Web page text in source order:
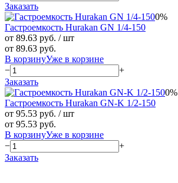
Заказать
0%
Гастроемкость Hurakan GN 1/4-150
от 89.63 руб. / шт
от 89.63 руб.
В корзинуУже в корзине
−
+
Заказать
0%
Гастроемкость Hurakan GN-K 1/2-150
от 95.53 руб. / шт
от 95.53 руб.
В корзинуУже в корзине
−
+
Заказать